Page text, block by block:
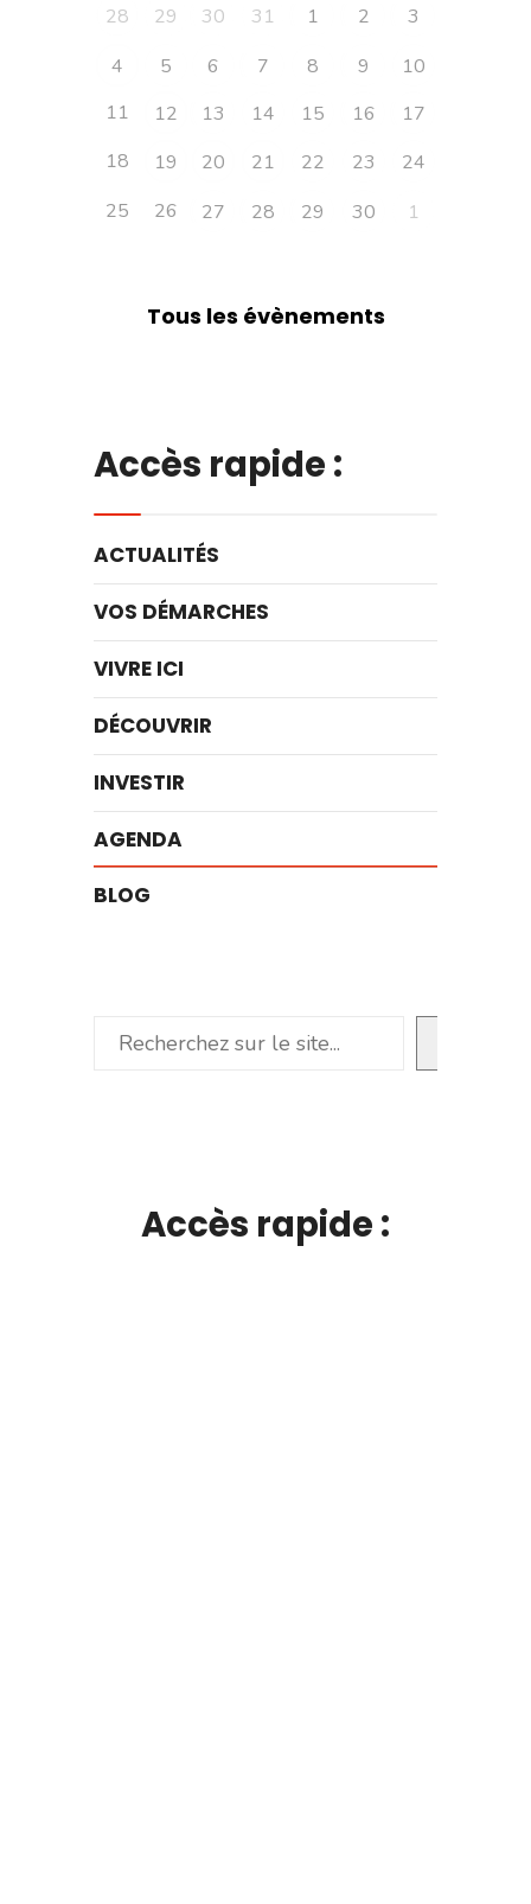
28 29 30 31 1 2
3
4
5 6 7 8 9
10
11
12 13 14 15 16
17
18
19 20 21 22 23
24
25
26 27 28 29 30 1
Tous les évènements
Accès rapide :
ACTUALITÉS
VOS DÉMARCHES
VIVRE ICI
DÉCOUVRIR
INVESTIR
AGENDA
BLOG
Rechercher
Accès rapide :